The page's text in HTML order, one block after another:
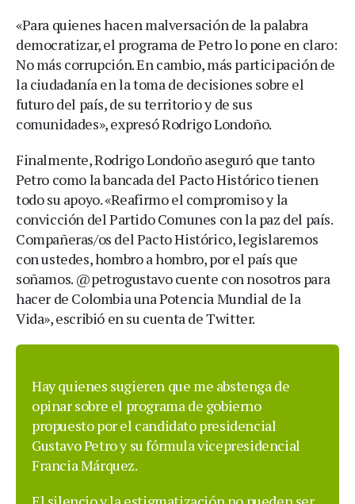
«Para quienes hacen malversación de la palabra
democratizar, el programa de Petro lo pone en claro:
No más corrupción. En cambio, más participación de
la ciudadanía en la toma de decisiones sobre el
futuro del país, de su territorio y de sus
comunidades», expresó Rodrigo Londoño.
Finalmente, Rodrigo Londoño aseguró que tanto
Petro como la bancada del Pacto Histórico tienen
todo su apoyo. «Reafirmo el compromiso y la
convicción del Partido Comunes con la paz del país.
Compañeras/os del Pacto Histórico, legislaremos
con ustedes, hombro a hombro, por el país que
soñamos. @petrogustavo cuente con nosotros para
hacer de Colombia una Potencia Mundial de la
Vida», escribió en su cuenta de Twitter.
Hay quienes sugieren que me abstenga de
opinar sobre el programa de gobierno
propuesto por el candidato presidencial
Gustavo Petro y su fórmula vicepresidencial
Francia Márquez.